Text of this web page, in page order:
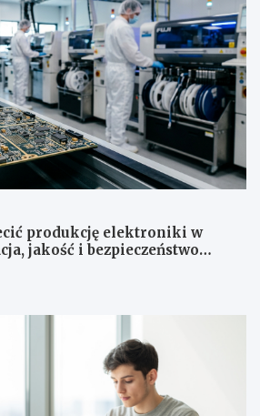
produkcję elektroniki w
jakość i bezpieczeństwo